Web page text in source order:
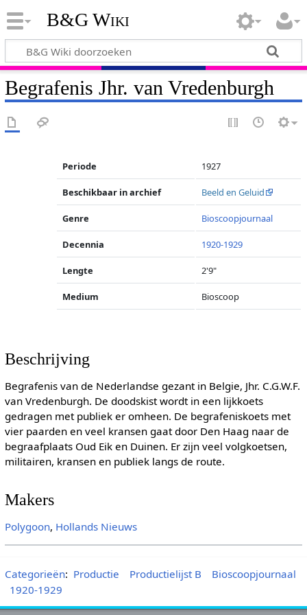
B&G Wiki
Begrafenis Jhr. van Vredenburgh
Periode 1927
Beschikbaar in archief Beeld en Geluid
Genre Bioscoopjournaal
Decennia 1920-1929
Lengte 2'9"
Medium Bioscoop
Beschrijving
Begrafenis van de Nederlandse gezant in Belgie, Jhr. C.G.W.F.
van Vredenburgh. De doodskist wordt in een lijkkoets
gedragen met publiek er omheen. De begrafeniskoets met
vier paarden en veel kransen gaat door Den Haag naar de
begraafplaats Oud Eik en Duinen. Er zijn veel volgkoetsen,
militairen, kransen en publiek langs de route.
Makers
Polygoon, Hollands Nieuws
Categorieën: Productie Productielijst B
Bioscoopjournaal
1920-1929